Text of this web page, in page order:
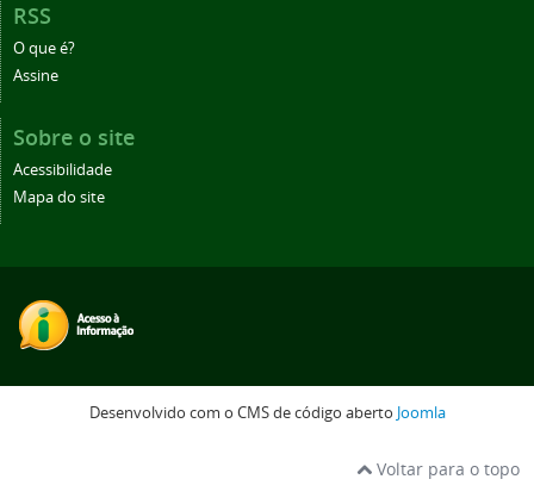
RSS
O que é?
Assine
Sobre o site
Acessibilidade
Mapa do site
Desenvolvido com o CMS de código aberto Joomla
Voltar para o topo